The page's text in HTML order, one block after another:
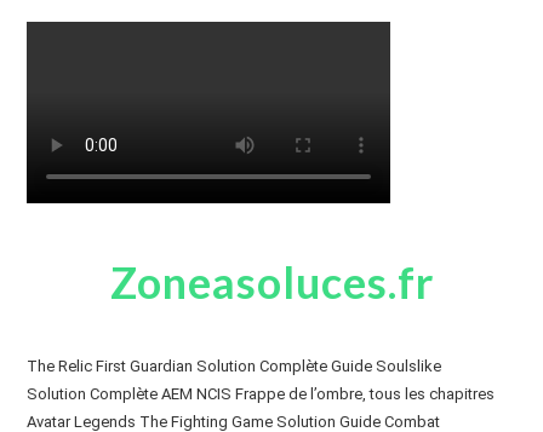
Zoneasoluces.fr
The Relic First Guardian Solution Complète Guide Soulslike
Solution Complète AEM NCIS Frappe de l’ombre, tous les chapitres
Avatar Legends The Fighting Game Solution Guide Combat